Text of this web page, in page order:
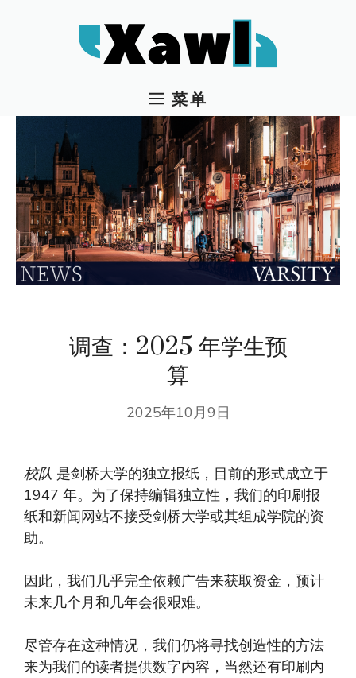
菜单
调查：2025 年学生预
算
2025年10月9日
校队 是剑桥大学的独立报纸，目前的形式成立于
1947 年。为了保持编辑独立性，我们的印刷报
纸和新闻网站不接受剑桥大学或其组成学院的资
助。
因此，我们几乎完全依赖广告来获取资金，预计
未来几个月和几年会很艰难。
尽管存在这种情况，我们仍将寻找创造性的方法
来为我们的读者提供数字内容，当然还有印刷内